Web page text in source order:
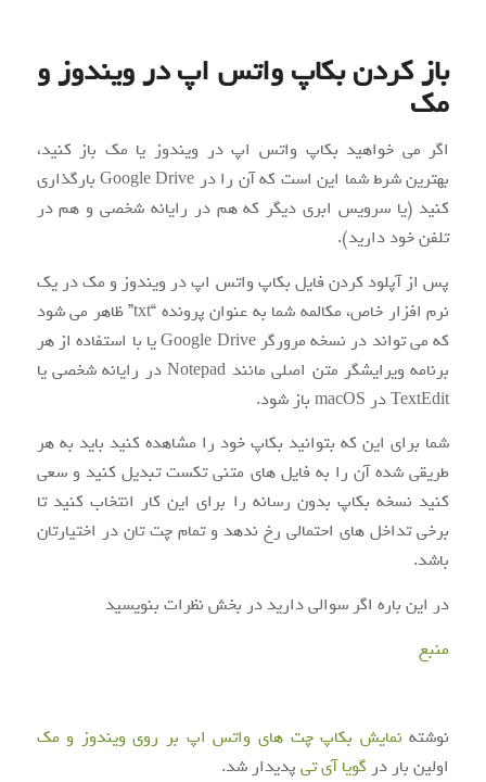
باز کردن بکاپ واتس اپ در ویندوز و
مک
اگر می خواهید بکاپ واتس اپ در ویندوز یا مک باز کنید،
بهترین شرط شما این است که آن را در Google Drive بارگذاری
کنید (یا سرویس ابری دیگر که هم در رایانه شخصی و هم در
تلفن خود دارید).
پس از آپلود کردن فایل بکاپ واتس اپ در ویندوز و مک در یک
نرم افزار خاص، مکالمه شما به عنوان پرونده “txt” ظاهر می شود
که می تواند در نسخه مرورگر Google Drive یا با استفاده از هر
برنامه ویرایشگر متن اصلی مانند Notepad در رایانه شخصی یا
TextEdit در macOS باز شود.
شما برای این که بتوانید بکاپ خود را مشاهده کنید باید به هر
طریقی شده آن را به فایل های متنی تکست تبدیل کنید و سعی
کنید نسخه بکاپ بدون رسانه را برای این کار انتخاب کنید تا
برخی تداخل های احتمالی رخ ندهد و تمام چت تان در اختیارتان
باشد.
در این باره اگر سوالی دارید در بخش نظرات بنویسید
منبع
نوشته نمایش بکاپ چت های واتس اپ بر روی ویندوز و مک
اولین بار در گويا آی‌ تیپدیدار شد.